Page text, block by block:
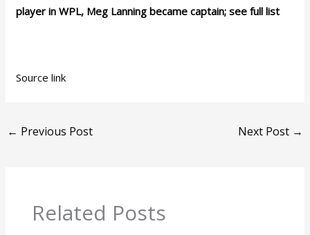
player in WPL, Meg Lanning became captain; see full list
Source link
← Previous Post Next Post →
Related Posts